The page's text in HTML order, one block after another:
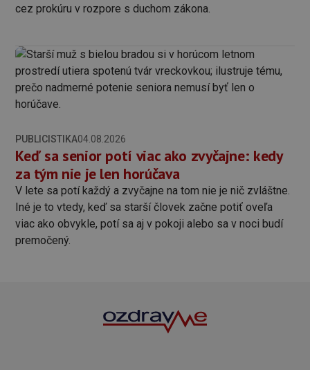
cez prokúru v rozpore s duchom zákona.
PUBLICISTIKA04.08.2026
Keď sa senior potí viac ako zvyčajne: kedy
za tým nie je len horúčava
V lete sa potí každý a zvyčajne na tom nie je nič zvláštne.
Iné je to vtedy, keď sa starší človek začne potiť oveľa
viac ako obvykle, potí sa aj v pokoji alebo sa v noci budí
premočený.